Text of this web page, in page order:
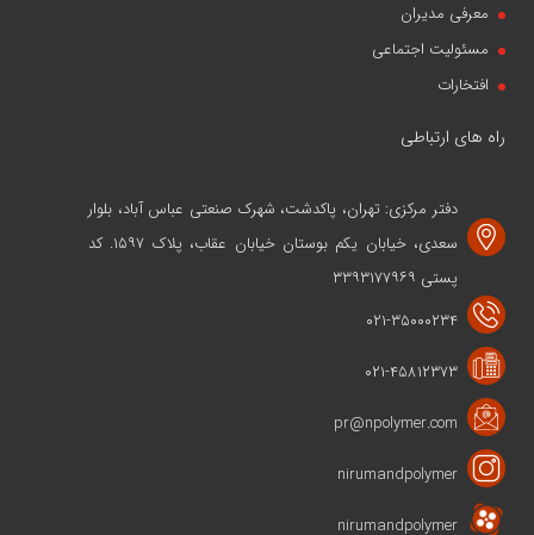
معرفی مدیران
مسئولیت اجتماعی
افتخارات
راه های ارتباطی
دفتر مرکزی: تهران، پاکدشت، شهرک صنعتی عباس آباد، بلوار
سعدی، خیابان یکم بوستان خیابان عقاب، پلاک ۱۵۹۷. کد
پستی ۳۳۹۳۱۷۷۹۶۹
۰۲۱-۳۵۰۰۰۲۳۴
۰۲۱-۴۵۸۱۲۳۷۳
pr@npolymer.com
nirumandpolymer
nirumandpolymer